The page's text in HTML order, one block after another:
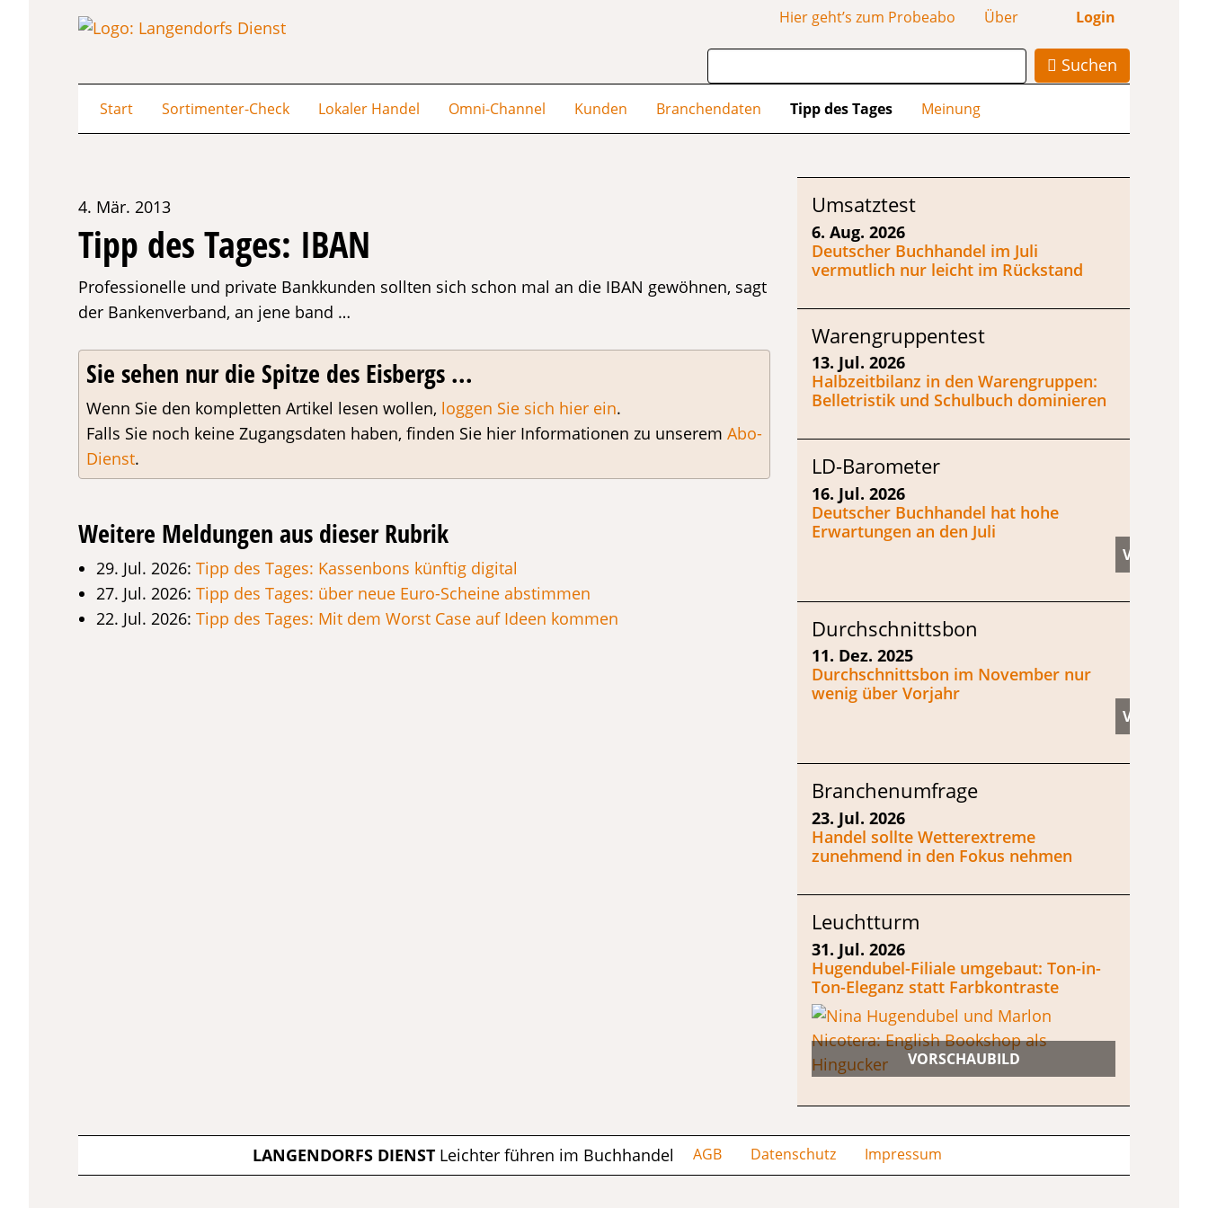
Hier geht’s zum Probeabo Über Login
Suchen
Start Sortimenter-Check Lokaler Handel Omni-Channel Kunden Branchendaten Tipp des Tages Meinung
4. Mär. 2013
Tipp des Tages: IBAN
Professionelle und private Bankkunden sollten sich schon mal an die IBAN gewöhnen, sagt
der Bankenverband, an jene band …
Sie sehen nur die Spitze des Eisbergs ...
Wenn Sie den kompletten Artikel lesen wollen, loggen Sie sich hier ein.
Falls Sie noch keine Zugangsdaten haben, finden Sie hier Informationen zu unserem Abo-
Dienst.
Weitere Meldungen aus dieser Rubrik
29. Jul. 2026: Tipp des Tages: Kassenbons künftig digital
27. Jul. 2026: Tipp des Tages: über neue Euro-Scheine abstimmen
22. Jul. 2026: Tipp des Tages: Mit dem Worst Case auf Ideen kommen
Umsatztest
6. Aug. 2026
Deutscher Buchhandel im Juli
vermutlich nur leicht im Rückstand
Warengruppentest
13. Jul. 2026
Halbzeitbilanz in den Warengruppen:
Belletristik und Schulbuch dominieren
LD-Barometer
16. Jul. 2026
Deutscher Buchhandel hat hohe
Erwartungen an den Juli
Durchschnittsbon
11. Dez. 2025
Durchschnittsbon im November nur
wenig über Vorjahr
Branchenumfrage
23. Jul. 2026
Handel sollte Wetterextreme
zunehmend in den Fokus nehmen
Leuchtturm
31. Jul. 2026
Hugendubel-Filiale umgebaut: Ton-in-
Ton-Eleganz statt Farbkontraste
LANGENDORFS DIENSTLeichter führen im Buchhandel AGB Datenschutz Impressum